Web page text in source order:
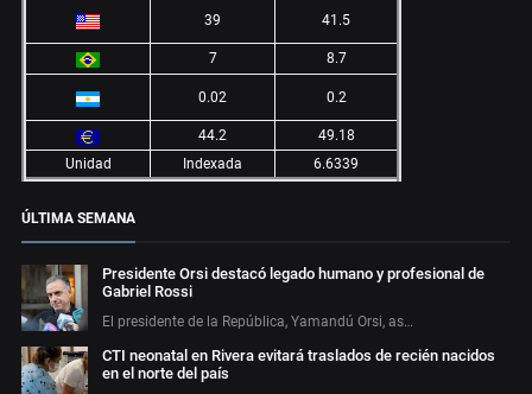
39 41.5
7 8.7
0.02 0.2
44.2
49.18
Unidad
Indexada 6.6339
ÚLTIMA SEMANA
Presidente Orsi destacó legado humano y profesional de
Gabriel Rossi
El presidente de la República, Yamandú Orsi, as…
CTI neonatal en Rivera evitará traslados de recién nacidos
en el norte del país